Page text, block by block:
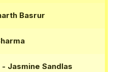
Basrur
- Jasmine Sandlas